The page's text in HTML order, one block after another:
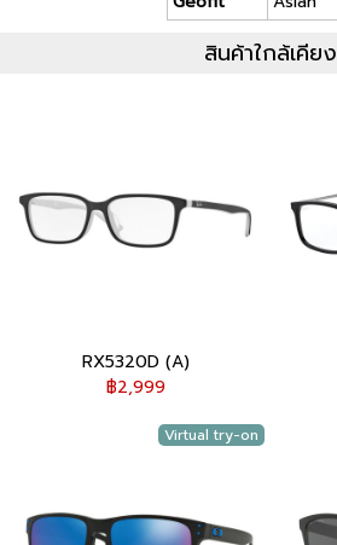
สินค้าใกล้เคียง
RX5320D (A)
฿2,999
Virtual try-on